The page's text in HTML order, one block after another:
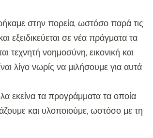
στην πορεία, ωστόσο παρά τις
εξειδικεύεται σε νέα πράγματα τα
τεχνητή νοημοσύνη, εικονική και
λίγο νωρίς να μιλήσουμε για αυτά
εκείνα τα προγράμματα τα οποία
και υλοποιούμε, ωστόσο με τη